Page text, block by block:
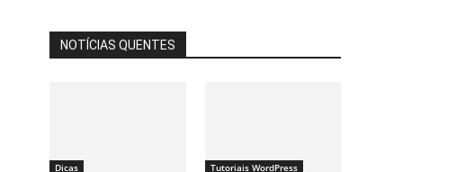
NOTÍCIAS QUENTES
Dicas Tutoriais WordPress